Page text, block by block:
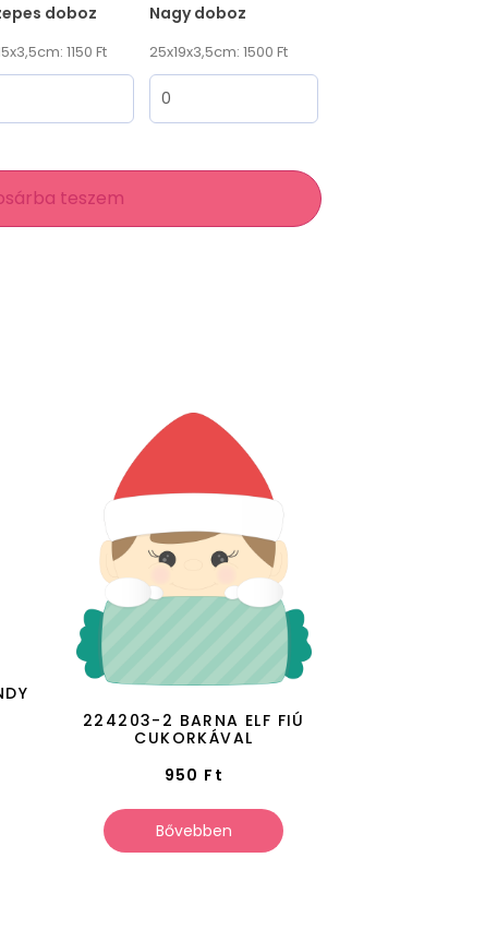
doboz
1150 Ft
Nagy doboz
25x19x3,5cm: 1500 Ft
teszem
224203-2 BARNA ELF FIÚ
CUKORKÁVAL
950 Ft
Bővebben